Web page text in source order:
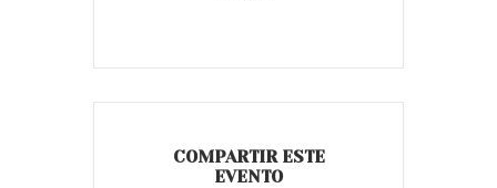
COMPARTIR ESTE
EVENTO